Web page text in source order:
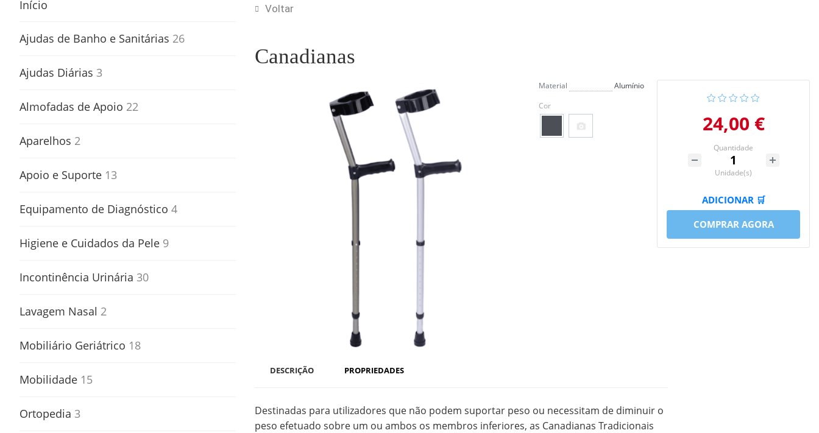
Início
Ajudas de Banho e Sanitárias 26
Ajudas Diárias 3
Almofadas de Apoio 22
Aparelhos 2
Apoio e Suporte 13
Equipamento de Diagnóstico 4
Higiene e Cuidados da Pele 9
Incontinência Urinária 30
Lavagem Nasal 2
Mobiliário Geriátrico 18
Mobilidade 15
Ortopedia 3
Voltar
Canadianas
Material
Alumínio
Cor
24,00 €
Quantidade
Unidade(s)
ADICIONAR 🛒
COMPRAR AGORA
DESCRIÇÃO PROPRIEDADES
Destinadas para utilizadores que não podem suportar peso ou necessitam de diminuir o
peso efetuado sobre um ou ambos os membros inferiores, as Canadianas Tradicionais